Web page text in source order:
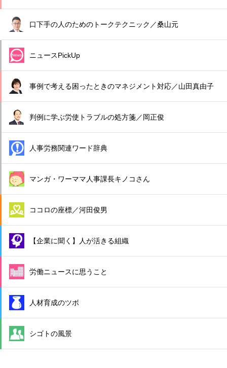
口下手の人のためのトークテクニック／桑山元
ニュースPickUp
事例で考える困ったときのマネジメント対応／山田真由子
判例に学ぶ労使トラブルの処方箋／岡正俊
人事労務関連ワード辞典
マンガ・ワーママ人事課長キノコさん
ココロの座標／河田俊男
【企業に聞く】人が活きる組織
労働ニュースに思うこと
人材育成のツボ
シゴトの風景